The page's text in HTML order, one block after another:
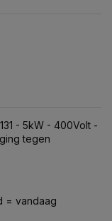
- 5kW - 400Volt -
tegen
= vandaag